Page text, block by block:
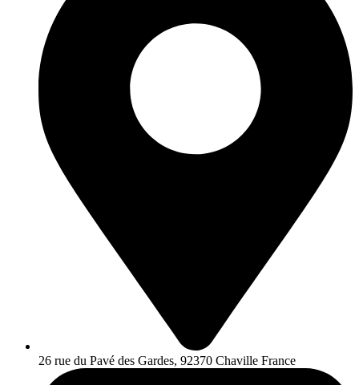
26 rue du Pavé des Gardes, 92370 Chaville France